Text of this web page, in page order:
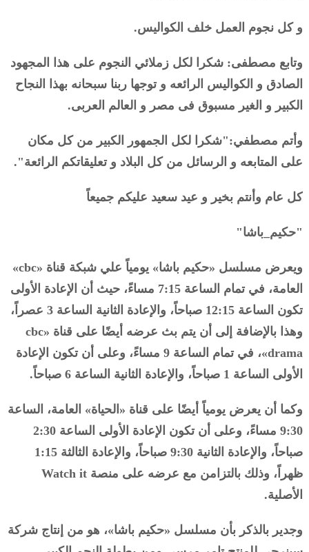
و كل نجوم العمل خلف الكواليس.
وتابع مصطفى: شكرا لكل زملائي النجوم على هذا المجهود
الصادق و الكواليس الرائعه و توجها ربنا سبحانه بهذا النجاح
الكبير و الغير مسبوق فى مصر و العالم العربى.
وأتم مصطفي:"شكرا لكل الجمهور الكبير من كل مكان
على المتابعه و الرسائل من كل البلاد و تعليقاتكم الرائعة".
كل عام وأنتم بخير و عيد سعيد عليكم جميعاً
"حكيم_باشا"
ويعرض مسلسل «حكيم باشا» يومياً علي شبكة قناة «cbc»
العامة، في تمام الساعة 7:15 مساءً، حيث أن الإعادة الأولى
تكون الساعة 12:15 صباحاً، والإعادة الثانية الساعة 3 عصراً،
وهذا بالإضافة إلى أن يتم بث عرضه أيضًا على قناة «cbc
drama»، في تمام الساعة 9 مساءً، وعلى أن تكون الإعادة
الأولى الساعة 1 صباحاً، والإعادة الثانية الساعة 6 صباحاً.
وكما أن يعرض يومياً أيضًا على قناة «الحياة» العامة، الساعة
9:30 مساءً، وعلى أن تكون الإعادة الأولى الساعة 2:30
صباحاً، والإعادة الثانية 9:30 صباحاً، والإعادة الثالثة 1:15
ظهراً، وذلك بالتزامن مع عرضه على منصة Watch it
الأصلية.
وجدير بالذكر بأن مسلسل «حكيم باشا»، هو من إنتاج شركة